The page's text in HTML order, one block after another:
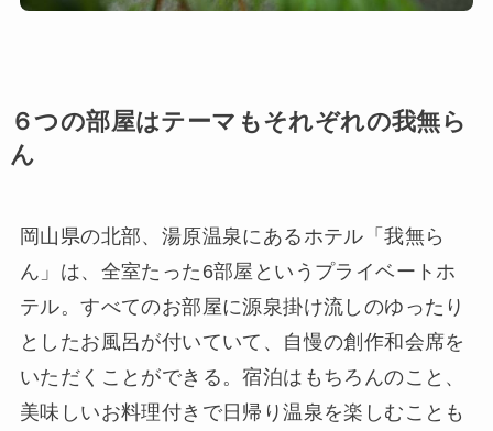
６つの部屋はテーマもそれぞれの我無ら
ん
岡山県の北部、湯原温泉にあるホテル「我無ら
ん」は、全室たった6部屋というプライベートホ
テル。すべてのお部屋に源泉掛け流しのゆったり
としたお風呂が付いていて、自慢の創作和会席を
いただくことができる。宿泊はもちろんのこと、
美味しいお料理付きで日帰り温泉を楽しむことも